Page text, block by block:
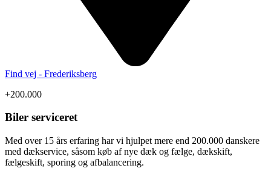
Find vej - Frederiksberg
+200.000
Biler serviceret
Med over 15 års erfaring har vi hjulpet mere end 200.000 danskere
med dækservice, såsom køb af nye dæk og fælge, dækskift,
fælgeskift, sporing og afbalancering.